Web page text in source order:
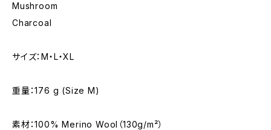
Mushroom
Charcoal
サイズ：M・L・XL
重量：176 g (Size M)
素材：100% Merino Wool（130g/m²）